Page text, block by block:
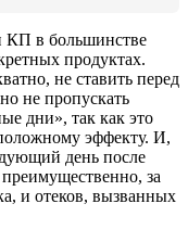
КП в большинстве
продуктах.
не ставить перед
не пропускать
дни», так как это
эффекту. И,
день после
за
и отеков, вызванных